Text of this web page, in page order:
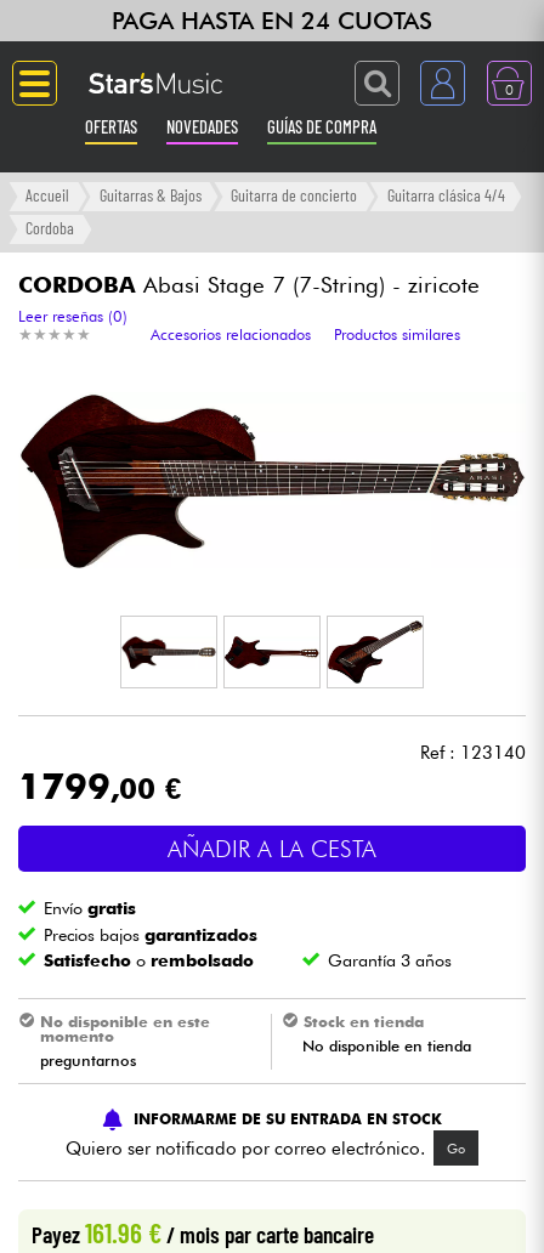
PAGA HASTA EN 24 CUOTAS
0
OFERTAS NOVEDADES GUÍAS DE COMPRA
Langue
Ampli & Efectos
Sintetizadores & samplers
Grabación
Auriculares
Micros
Luces
Vientos
Violines y cuarteto
Niños
Cables & Acces.
Accueil Guitarras & Bajos Guitarra de concierto
Guitarra clásica 4/4
Cordoba
CORDOBA Abasi Stage 7 (7-String) - ziricote
★ ★ ★ ★ ★
★ ★ ★ ★ ★
Leer reseñas (0)
Accesorios relacionados
Productos similares
Ref : 123140
1799,00 €
AÑADIR A LA CESTA
Envíogratis
Precios bajosgarantizados
Satisfecho o rembolsado Garantía 3 años
No disponible en este
momento
preguntarnos
Stock en tienda
No disponible en tienda
INFORMARME DE SU ENTRADA EN STOCK
Quiero ser notificado por correo electrónico. Go
Payez161.96 € / mois par carte bancaire